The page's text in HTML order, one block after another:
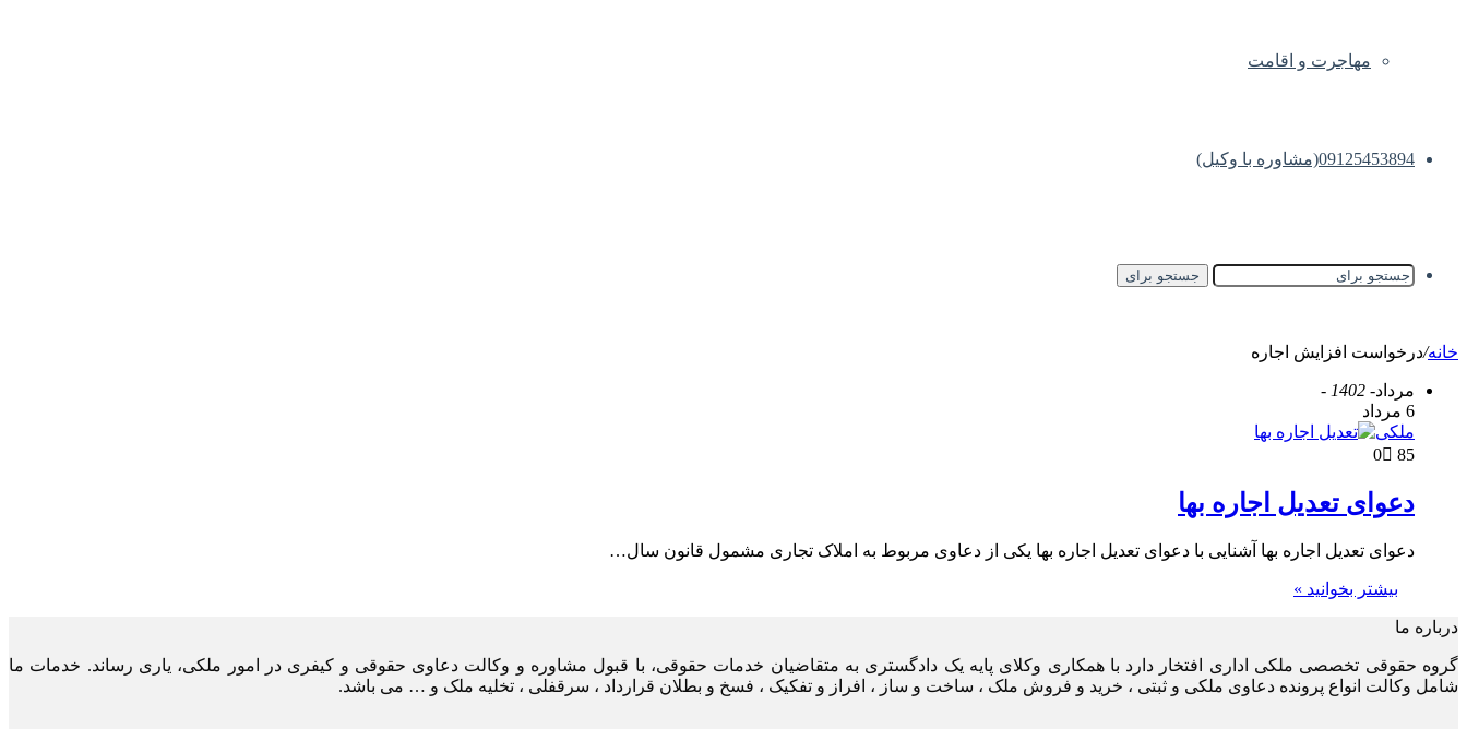
مهاجرت و اقامت
09125453894(مشاوره با وکیل)
جستجو برای
خانه/درخواست افزایش اجاره
مرداد- 1402 -
6 مرداد
ملکی
0
85
دعوای تعدیل اجاره بها
دعوای تعدیل اجاره بها آشنایی با دعوای تعدیل اجاره بها یکی از دعاوی مربوط به املاک تجاری مشمول قانون سال…
بیشتر بخوانید »
درباره ما
گروه حقوقی تخصصی ملکی اداری افتخار دارد با همکاری وکلای پایه یک دادگستری به متقاضیان خدمات حقوقی، با قبول مشاوره و وکالت دعاوی حقوقی و کیفری در امور ملکی، یاری رساند. خدمات ما
شامل وکالت انواع پرونده دعاوی ملکی و ثبتی ، خرید و فروش ملک ، ساخت و ساز ، افراز و تفکیک ، فسخ و بطلان قرارداد ، سرقفلی ، تخلیه ملک و … می باشد.